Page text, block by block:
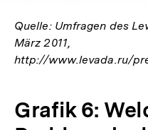
Quelle: Umfragen des
März 2011,
http://www.levada.ru/
Grafik 6: